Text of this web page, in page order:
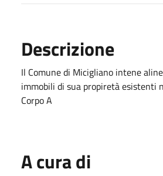
Descrizione
Il Comune di Micigliano intene
immobili di sua propiretà esistenti
Corpo A
A cura di